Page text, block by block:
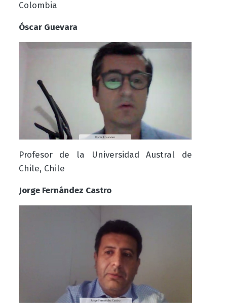
Colombia
Óscar Guevara
Profesor de la Universidad Austral de
Chile, Chile
Jorge Fernández Castro